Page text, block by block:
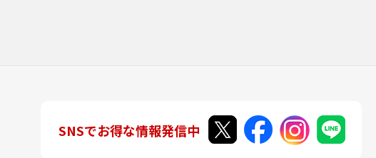
SNSでお得な情報発信中